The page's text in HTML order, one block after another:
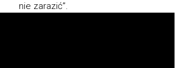
nie zarazić”.